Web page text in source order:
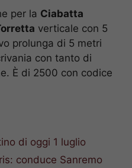
per la Ciabatta
verticale con 5
prolunga di 5 metri
con tanto di
È di 2500 con codice
di oggi 1 luglio
conduce Sanremo